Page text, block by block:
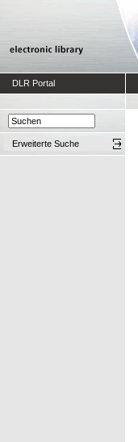
DLR Portal
Erweiterte Suche